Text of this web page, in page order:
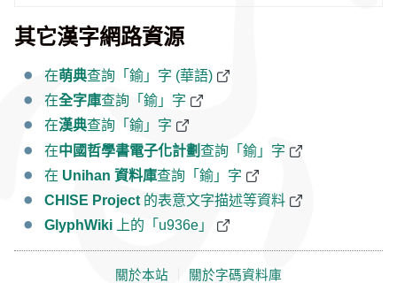
其它漢字網路資源
在萌典查詢「鍮」字 (華語)
在全字庫查詢「鍮」字
在漢典查詢「鍮」字
在中國哲學書電子化計劃查詢「鍮」字
在 Unihan 資料庫查詢「鍮」字
CHISE Project 的表意文字描述等資料
GlyphWiki 上的「u936e」
關於本站 關於字碼資料庫